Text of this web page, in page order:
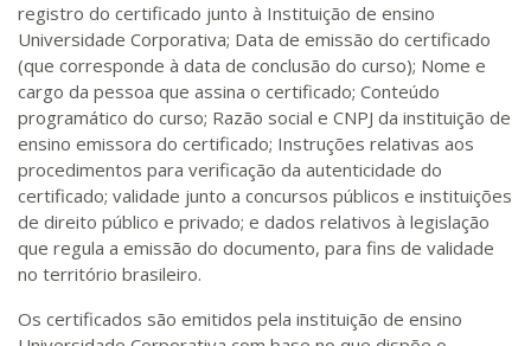
registro do certificado junto à Instituição de ensino
Universidade Corporativa; Data de emissão do certificado
(que corresponde à data de conclusão do curso); Nome e
cargo da pessoa que assina o certificado; Conteúdo
programático do curso; Razão social e CNPJ da instituição de
ensino emissora do certificado; Instruções relativas aos
procedimentos para verificação da autenticidade do
certificado; validade junto a concursos públicos e instituições
de direito público e privado; e dados relativos à legislação
que regula a emissão do documento, para fins de validade
no território brasileiro.
Os certificados são emitidos pela instituição de ensino